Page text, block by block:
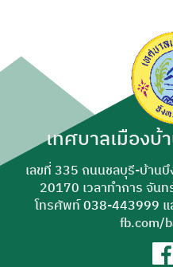
เทศบาลเมืองบ้
เลขที่ 335 ถนนชลบุรี-บ้าน
20170 เวลาทำการ จัน
โทรศัพท์038-443999 แ
fb.com/